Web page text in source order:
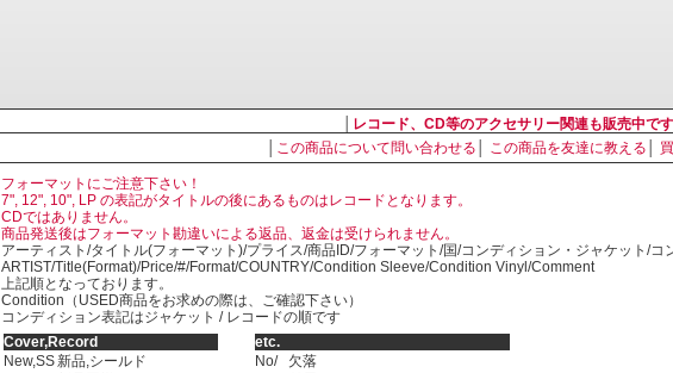
レコード、CD等のアクセサリー関連も販売中です
この商品について問い合わせる この商品を友達に教える
フォーマットにご注意下さい！
7", 12", 10", LP の表記がタイトルの後にあるものはレコードとなります。
CDではありません。
商品発送後はフォーマット勘違いによる返品、返金は受けられません。
アーティスト/タイトル(フォーマット)/プライス/商品ID/フォーマット/国/コンディション・ジャケット/コ
ARTIST/Title(Format)/Price/#/Format/COUNTRY/Condition Sleeve/Condition Vinyl/Comment
上記順となっております。
Condition（USED商品をお求めの際は、ご確認下さい）
コンディション表記はジャケット / レコードの順です
Cover,Record
New,SS新品,シールド
etc.
No/
欠落